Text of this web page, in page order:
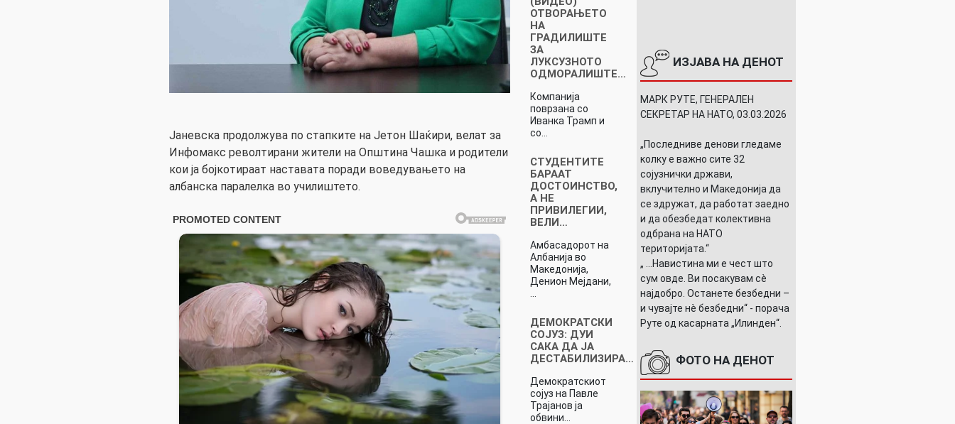
Јаневска продолжува по стапките на Јетон Шаќири, велат за
Инфомакс револтирани жители на Општина Чашка и родители
кои ја бојкотираат наставата поради воведувањето на
албанска паралелка во училиштето.
ОТВОРАЊЕТО
НА
ГРАДИЛИШТЕ
ЗА
ЛУКСУЗНОТО
ОДМОРАЛИШТЕ…
Компанија
поврзана со
Иванка Трамп и
со…
СТУДЕНТИТЕ
БАРААТ
ДОСТОИНСТВО,
А НЕ
ПРИВИЛЕГИИ,
ВЕЛИ…
Амбасадорот на
Албанија во
Македонија,
Денион Мејдани,
ДЕМОКРАТСКИ
СОЈУЗ: ДУИ
САКА ДА ЈА
ДЕСТАБИЛИЗИРА…
Демократскиот
сојуз на Павле
Трајанов ја
обвини…
ИЗЈАВА НА ДЕНОТ
МАРК РУТЕ, ГЕНЕРАЛЕН
СЕКРЕТАР НА НАТО, 03.03.2026
„Последниве денови гледаме
колку е важно сите 32
сојузнички држави,
вклучително и Македонија да
се здружат, да работат заедно
и да обезбедат колективна
одбрана на НАТО
територијата.“
„ ...Навистина ми е чест што
сум овде. Ви посакувам сè
најдобро. Останете безбедни –
и чувајте нè безбедни“ - порача
Руте од касарната „Илинден“.
ФОТО НА ДЕНОТ